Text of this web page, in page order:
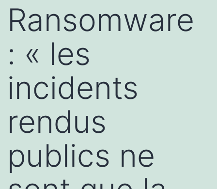
Ransomware
: « les
incidents
rendus
publics ne